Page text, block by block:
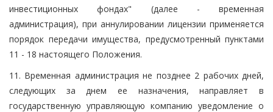
инвестиционных фондах" (далее - временная
администрация), при аннулировании лицензии применяется
порядок передачи имущества, предусмотренный пунктами
11 - 18 настоящего Положения.
11. Временная администрация не позднее 2 рабочих дней,
следующих за днем ее назначения, направляет в
государственную управляющую компанию уведомление о